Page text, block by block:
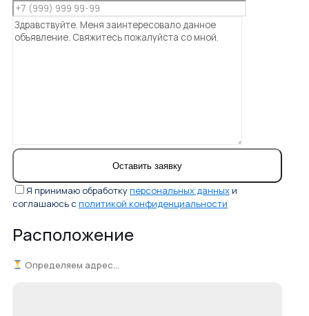
Я принимаю обработкуперсональных данных и
соглашаюсь с политикой конфиденциальности
Расположение
Определяем адрес...